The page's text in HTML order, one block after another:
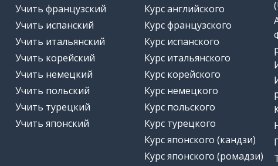
Учить французский
Учить испанский
Учить итальянский
Учить корейский
Учить немецкий
Учить польский
Учить турецкий
Учить японский
Курс английского
Курс французского
Курс испанского
Курс итальянского
Курс корейского
Курс немецкого
Курс польского
Курс турецкого
Курс японского (кандзи)
Курс японского (ромадзи)